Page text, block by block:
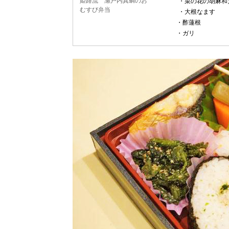
むすび弁当
・大根なます
・酢蓮根
・ガリ